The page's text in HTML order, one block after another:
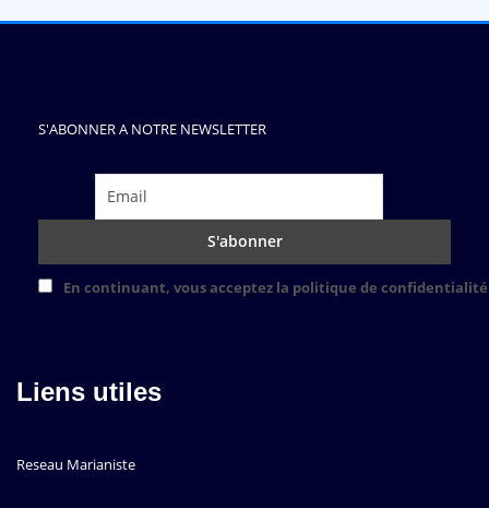
S'ABONNER A NOTRE NEWSLETTER
En continuant, vous acceptez la politique de confidentialité
Liens utiles
Reseau Marianiste